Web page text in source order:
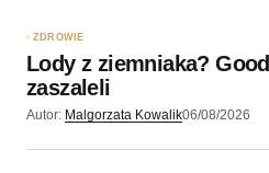
ZDROWIE
Lody z ziemniaka?
zaszaleli
Autor: Malgorzata Kowalik06/08/2026